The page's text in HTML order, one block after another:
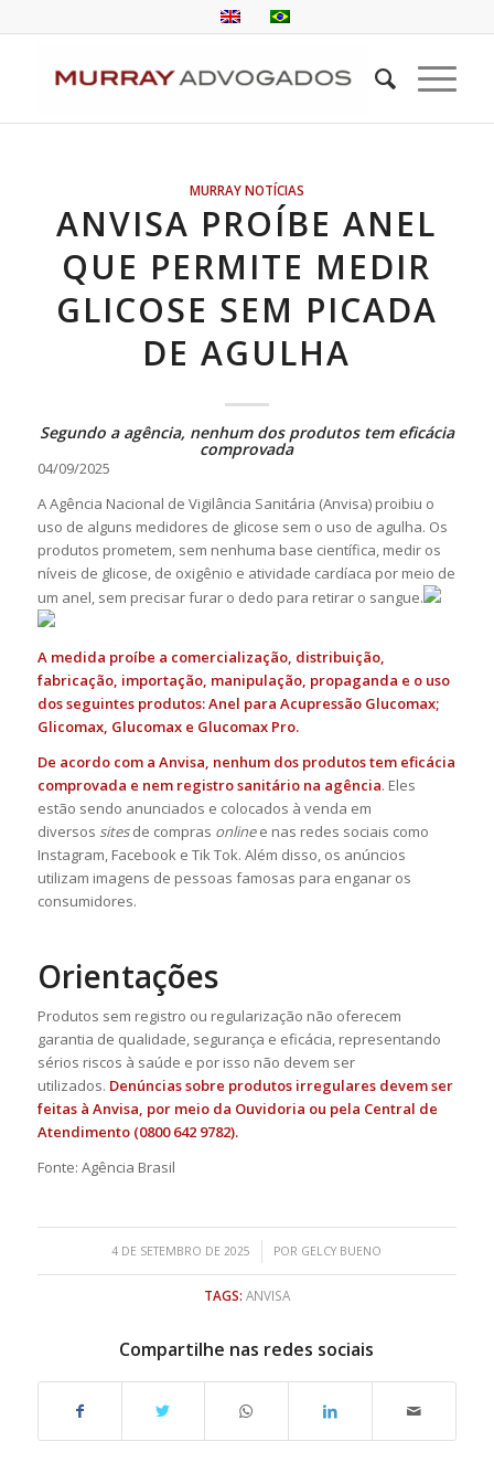
MURRAY NOTÍCIAS
ANVISA PROÍBE ANEL
QUE PERMITE MEDIR
GLICOSE SEM PICADA
DE AGULHA
Segundo a agência, nenhum dos produtos tem eficácia
comprovada
04/09/2025
A Agência Nacional de Vigilância Sanitária (Anvisa) proibiu o
uso de alguns medidores de glicose sem o uso de agulha. Os
produtos prometem, sem nenhuma base científica, medir os
níveis de glicose, de oxigênio e atividade cardíaca por meio de
um anel, sem precisar furar o dedo para retirar o sangue.
A medida proíbe a comercialização, distribuição,
fabricação, importação, manipulação, propaganda e o uso
dos seguintes produtos: Anel para Acupressão Glucomax;
Glicomax, Glucomax e Glucomax Pro.
De acordo com a Anvisa, nenhum dos produtos tem eficácia
comprovada e nem registro sanitário na agência. Eles
estão sendo anunciados e colocados à venda em
diversos sitesde compras onlinee nas redes sociais como
Instagram, Facebook e Tik Tok. Além disso, os anúncios
utilizam imagens de pessoas famosas para enganar os
consumidores.
Orientações
Produtos sem registro ou regularização não oferecem
garantia de qualidade, segurança e eficácia, representando
sérios riscos à saúde e por isso não devem ser
utilizados. Denúncias sobre produtos irregulares devem ser
feitas à Anvisa, por meio da Ouvidoria ou pela Central de
Atendimento (0800 642 9782).
Fonte: Agência Brasil
4 DE SETEMBRO DE 2025
/ POR GELCY BUENO
TAGS: ANVISA
Compartilhe nas redes sociais